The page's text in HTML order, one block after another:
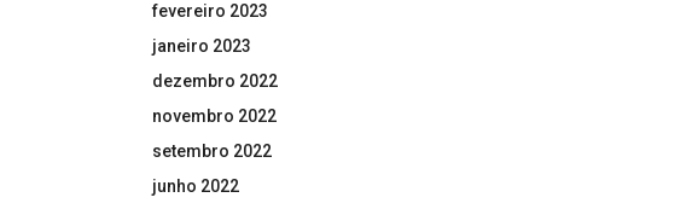
fevereiro 2023
janeiro 2023
dezembro 2022
novembro 2022
setembro 2022
junho 2022